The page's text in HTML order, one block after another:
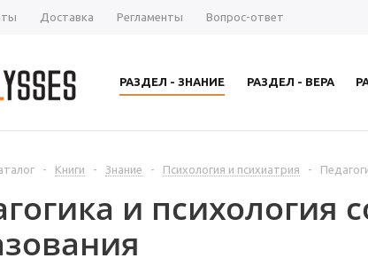
Доставка Регламенты Вопрос-ответ
РАЗДЕЛ - ЗНАНИЕ РАЗДЕЛ - ВЕРА
- Книги - Знание - Психология и психиатрия -
и психология